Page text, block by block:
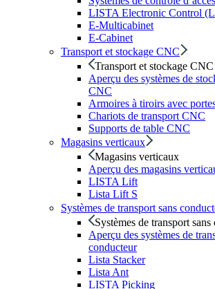
LISTA Electronic Control
E-Multicabinet
E-Cabinet
Transport et stockage CNC
Transport et stockage CNC
Aperçu des systèmes de
CNC
Armoires à tiroirs avec
Chariots de transport CNC
Supports de table CNC
Magasins verticaux
Magasins verticaux
Aperçu des magasins
LISTA Lift
Lista Lift S
Systèmes de transport sans
Systèmes de transport
Aperçu des systèmes de
conducteur
Lista Stacker
Lista Ant
LISTA Picking